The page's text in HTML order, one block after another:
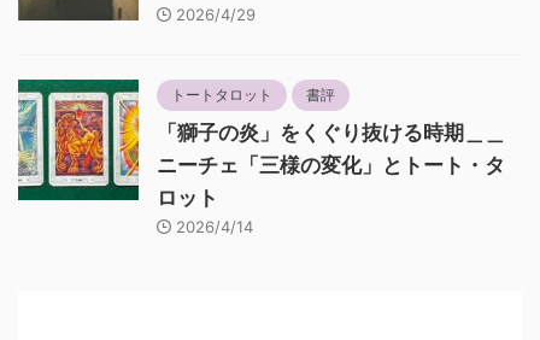
2026/4/29
トートタロット 書評
「獅子の炎」をくぐり抜ける時期＿＿
ニーチェ「三様の変化」とトート・タ
ロット
2026/4/14